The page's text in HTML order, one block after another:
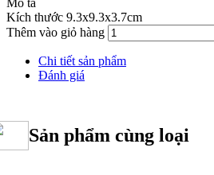
Kích thước 9.3x9.3x3.7cm
Thêm vào giỏ hàng
Chi tiết sản phẩm
Đánh giá
Sản phẩm cùng loại